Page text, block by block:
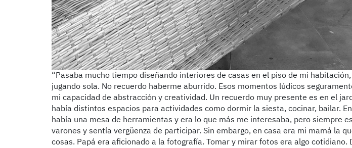
“Pasaba mucho tiempo diseñando interiores de casas en el piso de mi
jugando sola. No recuerdo haberme aburrido. Esos momentos lúdicos
mi capacidad de abstracción y creatividad. Un recuerdo muy presente es en el
había distintos espacios para actividades como dormir la siesta, cocinar, bailar.
había una mesa de herramientas y era lo que más me interesaba, pero siempre
varones y sentía vergüenza de participar. Sin embargo, en casa era mi mamá la
cosas. Papá era aficionado a la fotografía. Tomar y mirar fotos era algo cotidiano.